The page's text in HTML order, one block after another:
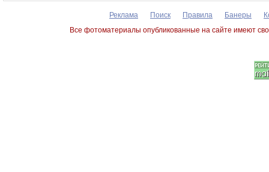
Реклама Поиск Правила Банеры
Все фотоматериалы опубликованные на сайте имеют